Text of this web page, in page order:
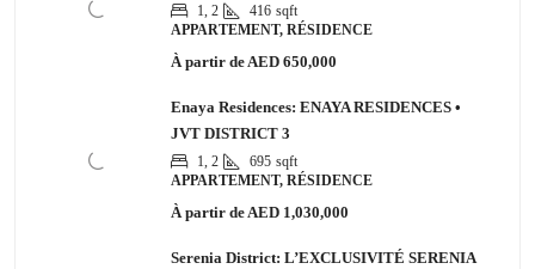
1, 2 416 sqft
APPARTEMENT, RÉSIDENCE
À partir de AED 650,000
Enaya Residences: ENAYA RESIDENCES •
JVT DISTRICT 3
1, 2 695 sqft
APPARTEMENT, RÉSIDENCE
À partir de AED 1,030,000
Serenia District: L’EXCLUSIVITÉ SERENIA